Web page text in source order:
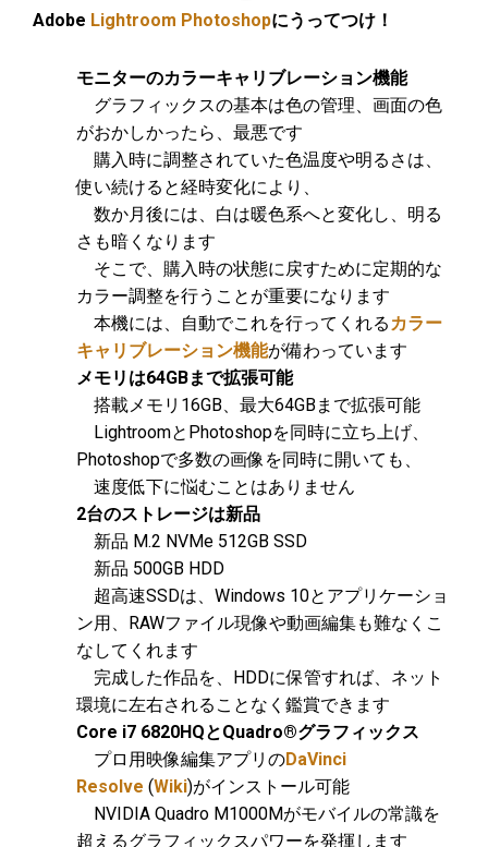
Adobe Lightroom Photoshopにうってつけ！
モニターのカラーキャリブレーション機能
グラフィックスの基本は色の管理、画面の色
がおかしかったら、最悪です
購入時に調整されていた色温度や明るさは、
使い続けると経時変化により、
数か月後には、白は暖色系へと変化し、明る
さも暗くなります
そこで、購入時の状態に戻すために定期的な
カラー調整を行うことが重要になります
本機には、自動でこれを行ってくれるカラー
キャリブレーション機能が備わっています
メモリは64GBまで拡張可能
搭載メモリ16GB、最大64GBまで拡張可能
LightroomとPhotoshopを同時に立ち上げ、
Photoshopで多数の画像を同時に開いても、
速度低下に悩むことはありません
2台のストレージは新品
新品 M.2 NVMe 512GB SSD
新品 500GB HDD
超高速SSDは、Windows 10とアプリケーショ
ン用、RAWファイル現像や動画編集も難なくこ
なしてくれます
完成した作品を、HDDに保管すれば、ネット
環境に左右されることなく鑑賞できます
Core i7 6820HQとQuadro®グラフィックス
プロ用映像編集アプリのDaVinci
Resolve (Wiki)がインストール可能
NVIDIA Quadro M1000Mがモバイルの常識を
超えるグラフィックスパワーを発揮します